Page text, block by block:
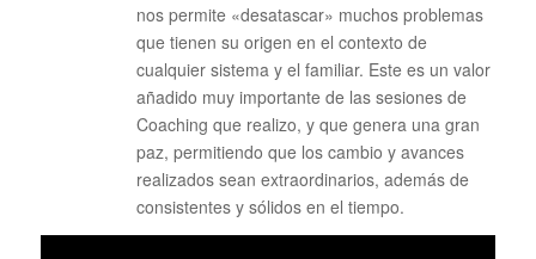
nos permite «desatascar» muchos problemas
que tienen su origen en el contexto de
cualquier sistema y el familiar. Este es un valor
añadido muy importante de las sesiones de
Coaching que realizo, y que genera una gran
paz, permitiendo que los cambio y avances
realizados sean extraordinarios, además de
consistentes y sólidos en el tiempo.